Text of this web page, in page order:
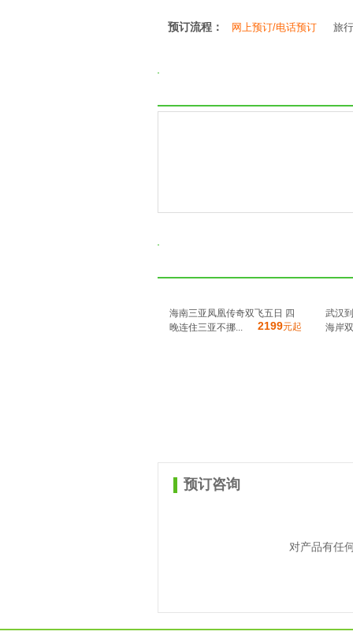
预订流程： 网上预订/电话预订 旅
海南三亚凤凰传奇双飞五日 四
晚连住三亚不挪...
2199元起
武汉
海岸
预订咨询
对产品有任